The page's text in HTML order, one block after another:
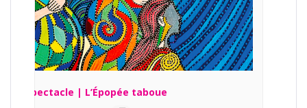
Spectacle | L’Épopée taboue